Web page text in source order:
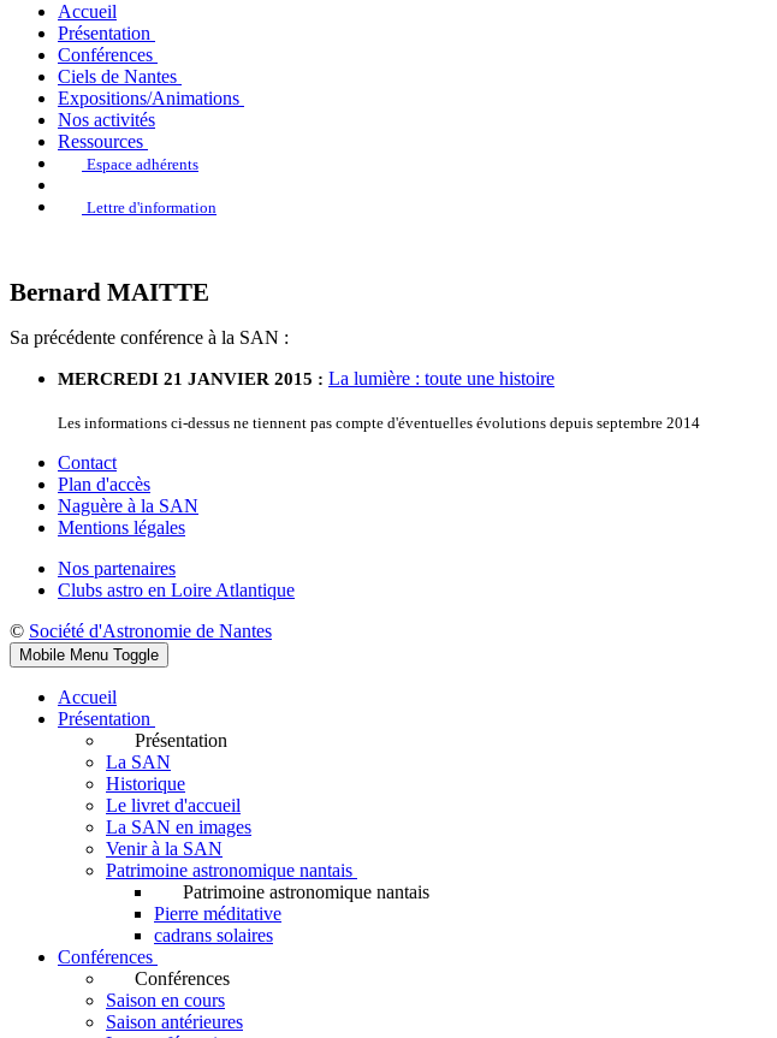
Accueil
Présentation
Conférences
Ciels de Nantes
Expositions/Animations
Nos activités
Ressources
Espace adhérents
Lettre d'information
Bernard MAITTE
Sa précédente conférence à la SAN :
MERCREDI 21 JANVIER 2015 : La lumière : toute une histoire
Les informations ci-dessus ne tiennent pas compte d'éventuelles évolutions depuis septembre 2014
Contact
Plan d'accès
Naguère à la SAN
Mentions légales
Nos partenaires
Clubs astro en Loire Atlantique
© Société d'Astronomie de Nantes
Mobile Menu Toggle
Accueil
Présentation
Présentation
La SAN
Historique
Le livret d'accueil
La SAN en images
Venir à la SAN
Patrimoine astronomique nantais
Patrimoine astronomique nantais
Pierre méditative
cadrans solaires
Conférences
Conférences
Saison en cours
Saison antérieures